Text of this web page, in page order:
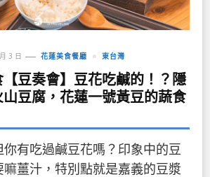
3 日 花蓮美食餐廳 東台灣
豆奏會】豆花吃鹹的！？隱
豆腐，花蓮一號黃豆的蔬食
你有吃過鹹豆花嗎？印象中的豆
薑汁，特別點就是嘉義的豆漿